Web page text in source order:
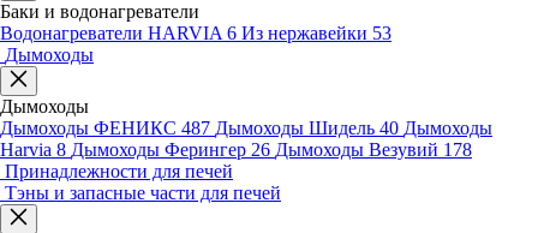
Баки и водонагреватели
Водонагреватели HARVIA 6 Из нержавейки 53
Дымоходы
Дымоходы
Дымоходы ФЕНИКС 487 Дымоходы Шидель 40 Дымоходы
Harvia 8 Дымоходы Ферингер 26 Дымоходы Везувий 178
Принадлежности для печей
Тэны и запасные части для печей